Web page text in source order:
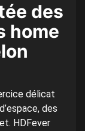
des
home
délicat
des
HDFever